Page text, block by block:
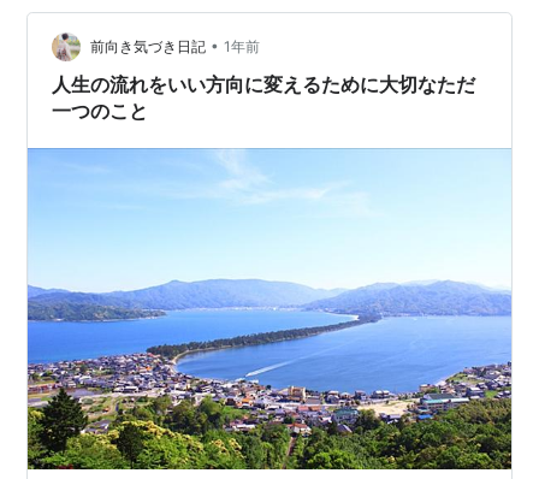
あれこれしていると 「差出人不明メッセージ」 （所謂
迷惑メール）フォルダーに 「初めまして。indeed求人か
ら・…
前向き気づき日記 • 1年前
人生の流れをいい方向に変えるために大切なただ
一つのこと